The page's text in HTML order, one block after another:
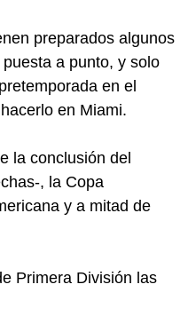
preparados algunos
a punto, y solo
en el
en Miami.
la conclusión del
, la Copa
y a mitad de
Primera División las